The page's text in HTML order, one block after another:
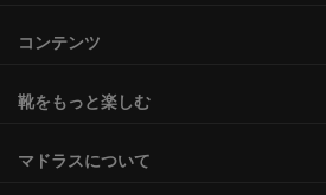
コンテンツ
靴をもっと楽しむ
マドラスについて